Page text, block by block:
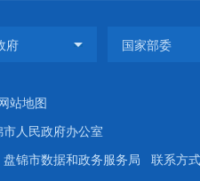
网站地图
市人民政府办公室
锦市数据和政务服务局 联系方